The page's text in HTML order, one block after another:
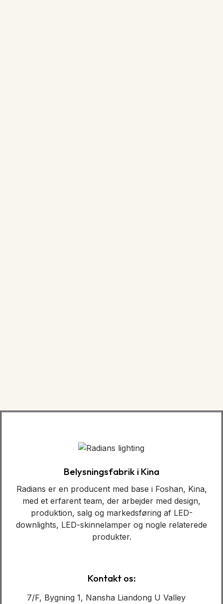
Belysningsfabrik i Kina
Radians er en producent med base i Foshan, Kina,
med et erfarent team, der arbejder med design,
produktion, salg og markedsføring af LED-
downlights, LED-skinnelamper og nogle relaterede
produkter.
Kontakt os:
7/F, Bygning 1, Nansha Liandong U Valley